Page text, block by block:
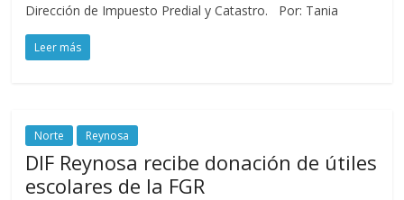
Dirección de Impuesto Predial y Catastro. Por: Tania
Leer más
Norte Reynosa
DIF Reynosa recibe donación de útiles
escolares de la FGR